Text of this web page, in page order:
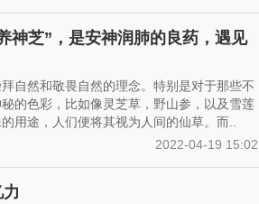
神芝”，是安神润肺的良药，遇见
自然和敬畏自然的理念。特别是对于那些不
的色彩，比如像灵芝草，野山参，以及雪莲
用途，人们便将其视为人间的仙草。而..
2022-04-19 15:02